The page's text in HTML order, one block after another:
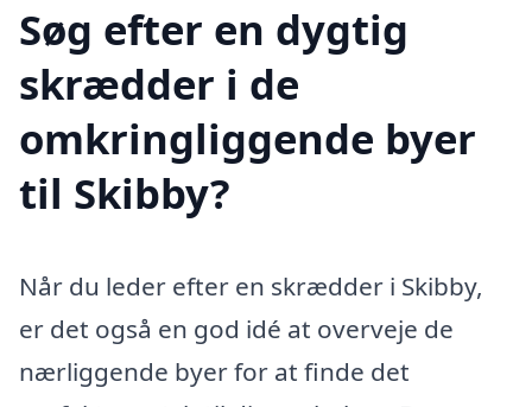
Søg efter en dygtig
skrædder i de
omkringliggende byer
til Skibby?
Når du leder efter en skrædder i Skibby,
er det også en god idé at overveje de
nærliggende byer for at finde det